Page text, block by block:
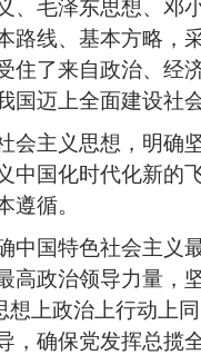
、毛泽东思想、邓
路线、基本方略
住了来自政治、
迈上全面建设社
主义思想，明确
国化时代化新的
循。
国特色社会主义
高政治领导力量
想上政治上行动上
，确保党发挥总